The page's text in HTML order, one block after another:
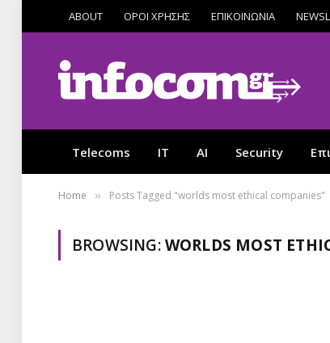
ABOUT ΟΡΟΙ ΧΡΗΣΗΣ ΕΠΙΚΟΙΝΩΝΙΑ
Telecoms IT AI Security
Home » Posts Tagged "worlds most ethical companies"
BROWSING:WORLDS MOST